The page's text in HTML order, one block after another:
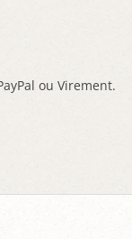
ou Virement.